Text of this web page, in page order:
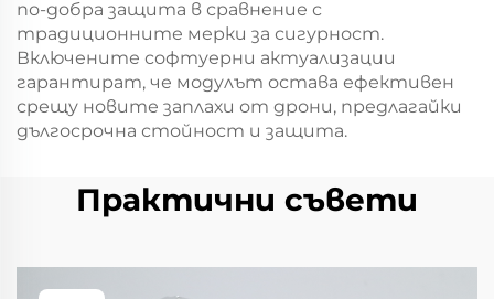
по-добра защита в сравнение с
традиционните мерки за сигурност.
Включените софтуерни актуализации
гарантират, че модулът остава ефективен
срещу новите заплахи от дрони, предлагайки
дългосрочна стойност и защита.
Практични съвети